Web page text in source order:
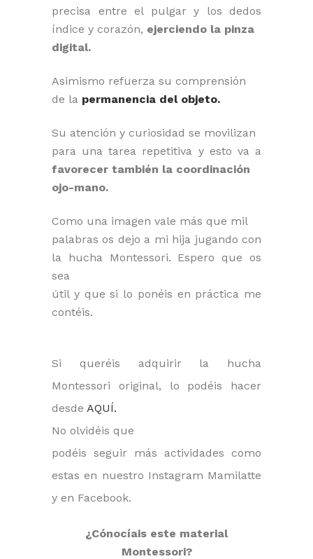
precisa entre el pulgar y los dedos
índice y corazón, ejerciendo la pinza
digital.
Asimismo refuerza su comprensión
de la permanencia del objeto.
Su atención y curiosidad se movilizan
para una tarea repetitiva y esto va a
favorecer también la coordinación
ojo-mano.
Como una imagen vale más que mil
palabras os dejo a mi hija jugando con
la hucha Montessori. Espero que os
sea
útil y que si lo ponéis en práctica me
contéis.
Si queréis adquirir la hucha
Montessori original, lo podéis hacer
desde AQUÍ.
No olvidéis que
podéis seguir más actividades como
estas en nuestro Instagram Mamilatte
y en Facebook.
¿Cónocíais este material
Montessori?